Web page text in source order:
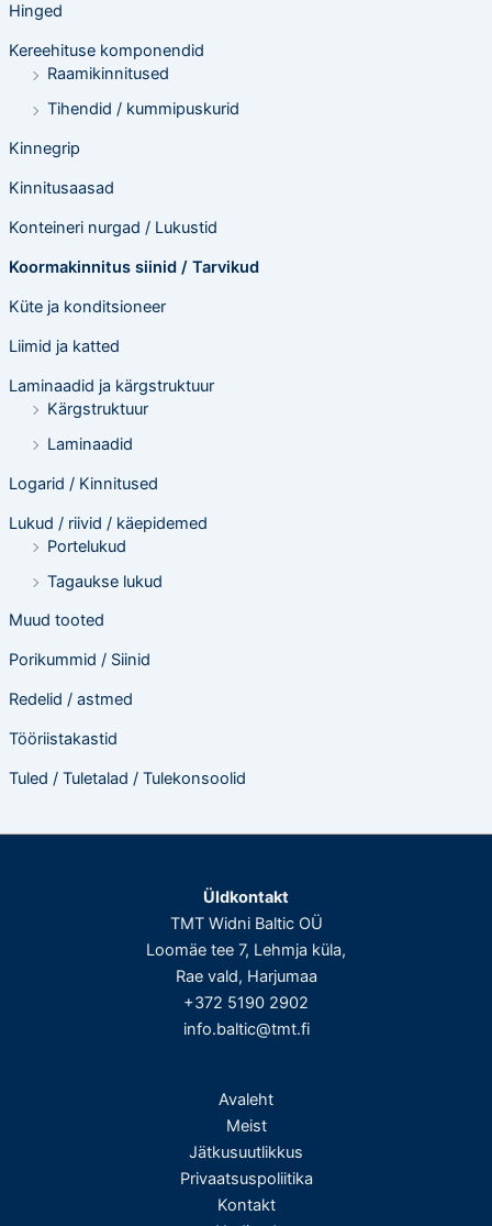
Hinged
Kereehituse komponendid
Raamikinnitused
Tihendid / kummipuskurid
Kinnegrip
Kinnitusaasad
Konteineri nurgad / Lukustid
Koormakinnitus siinid / Tarvikud
Küte ja konditsioneer
Liimid ja katted
Laminaadid ja kärgstruktuur
Kärgstruktuur
Laminaadid
Logarid / Kinnitused
Lukud / riivid / käepidemed
Portelukud
Tagaukse lukud
Muud tooted
Porikummid / Siinid
Redelid / astmed
Tööriistakastid
Tuled / Tuletalad / Tulekonsoolid
Üldkontakt
TMT Widni Baltic OÜ
Loomäe tee 7, Lehmja küla,
Rae vald, Harjumaa
+372 5190 2902
info.baltic@tmt.fi
Avaleht
Meist
Jätkusuutlikkus
Privaatsuspoliitika
Kontakt